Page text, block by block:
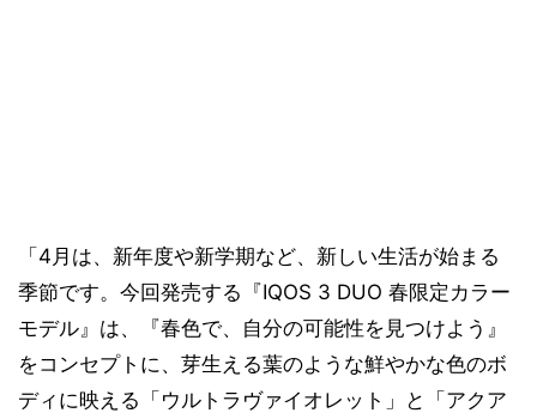
「4月は、新年度や新学期など、新しい生活が始まる
季節です。今回発売する『IQOS 3 DUO 春限定カラー
モデル』は、『春色で、自分の可能性を見つけよう』
をコンセプトに、芽生える葉のような鮮やかな色のボ
ディに映える「ウルトラヴァイオレット」と「アクア